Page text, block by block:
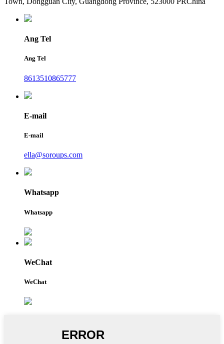
Ang Tel
Ang Tel
8613510865777
E-mail
E-mail
ella@soroups.com
Whatsapp
Whatsapp
WeChat
WeChat